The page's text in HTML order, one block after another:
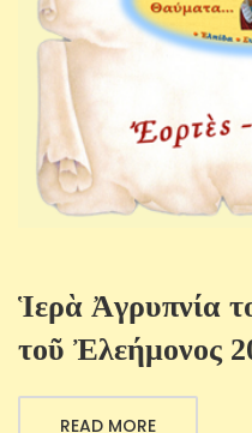
Ἱερὰ Ἀγρυπνία
τοῦ Ἐλεήμονος
READ MORE